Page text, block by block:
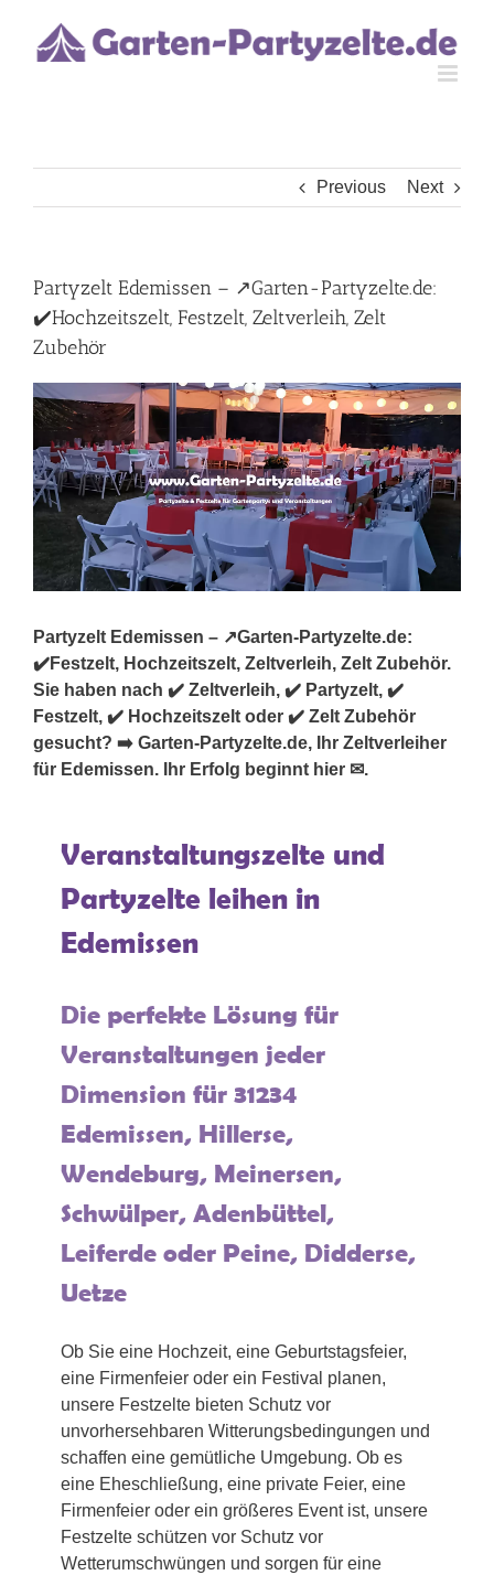
content
Previous Next
Partyzelt Edemissen – ↗️Garten-Partyzelte.de:
✔️Hochzeitszelt, Festzelt, Zeltverleih, Zelt
Zubehör
Partyzelt Edemissen – ↗️Garten-Partyzelte.de:
✔️Festzelt, Hochzeitszelt, Zeltverleih, Zelt Zubehör.
Sie haben nach ✔️ Zeltverleih, ✔️ Partyzelt, ✔️
Festzelt, ✔️ Hochzeitszelt oder ✔️ Zelt Zubehör
gesucht? ➡️ Garten-Partyzelte.de, Ihr Zeltverleiher
für Edemissen. Ihr Erfolg beginnt hier ✉.
Veranstaltungszelte und
Partyzelte leihen in
Edemissen
Die perfekte Lösung für
Veranstaltungen jeder
Dimension für 31234
Edemissen, Hillerse,
Wendeburg, Meinersen,
Schwülper, Adenbüttel,
Leiferde oder Peine, Didderse,
Uetze
Ob Sie eine Hochzeit, eine Geburtstagsfeier,
eine Firmenfeier oder ein Festival planen,
unsere Festzelte bieten Schutz vor
unvorhersehbaren Witterungsbedingungen und
schaffen eine gemütliche Umgebung. Ob es
eine Eheschließung, eine private Feier, eine
Firmenfeier oder ein größeres Event ist, unsere
Festzelte schützen vor Schutz vor
Wetterumschwüngen und sorgen für eine